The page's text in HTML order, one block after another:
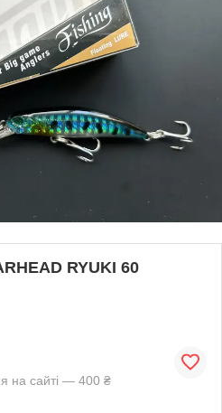
RYUKI 60
на сайті — 400 ₴